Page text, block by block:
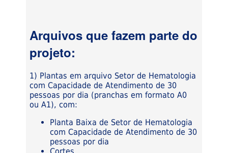
Arquivos que fazem parte do
projeto:
1) Plantas em arquivo Setor de Hematologia
com Capacidade de Atendimento de 30
pessoas por dia (pranchas em formato A0
ou A1), com:
Planta Baixa de Setor de Hematologia
com Capacidade de Atendimento de 30
pessoas por dia